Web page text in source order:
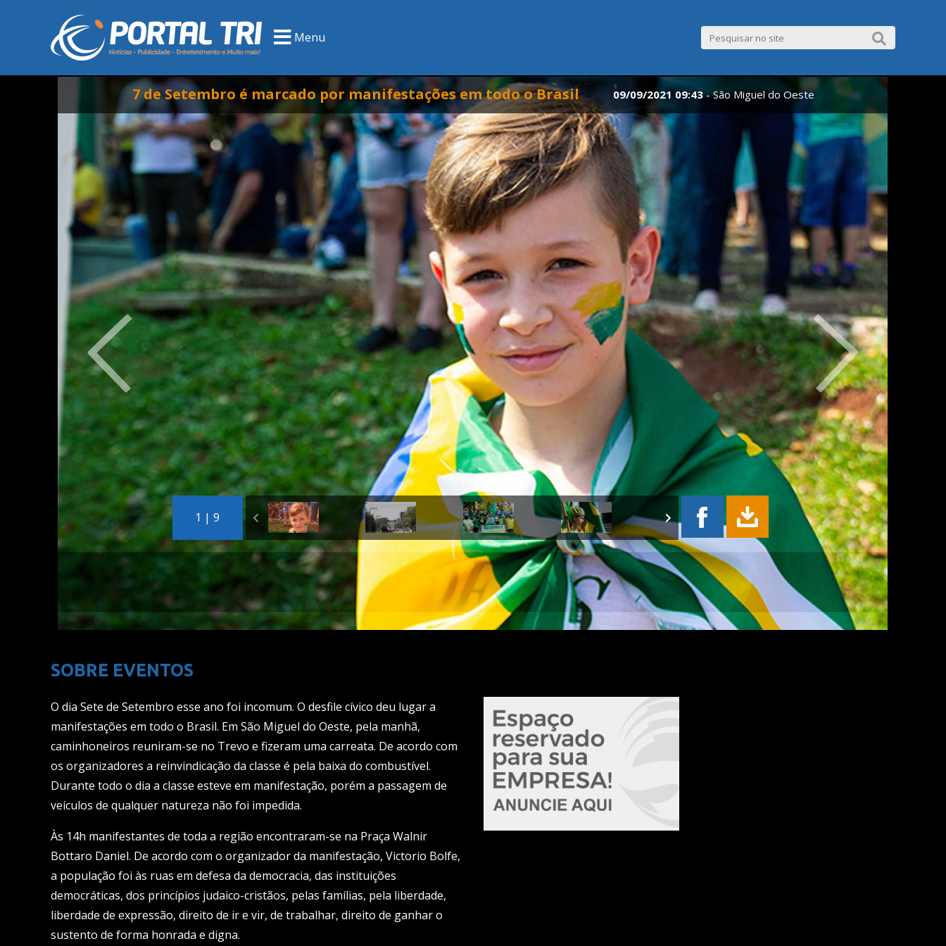
Menu
7 de Setembro é marcado por manifestações em todo o Brasil 09/09/2021 09:43- São Miguel do Oeste
1 | 9
SOBRE EVENTOS
O dia Sete de Setembro esse ano foi incomum. O desfile cívico deu lugar a
manifestações em todo o Brasil. Em São Miguel do Oeste, pela manhã,
caminhoneiros reuniram-se no Trevo e fizeram uma carreata. De acordo com
os organizadores a reinvindicação da classe é pela baixa do combustível.
Durante todo o dia a classe esteve em manifestação, porém a passagem de
veículos de qualquer natureza não foi impedida.
Às 14h manifestantes de toda a região encontraram-se na Praça Walnir
Bottaro Daniel. De acordo com o organizador da manifestação, Victorio Bolfe,
a população foi às ruas em defesa da democracia, das instituições
democráticas, dos princípios judaico-cristãos, pelas famílias, pela liberdade,
liberdade de expressão, direito de ir e vir, de trabalhar, direito de ganhar o
sustento de forma honrada e digna.